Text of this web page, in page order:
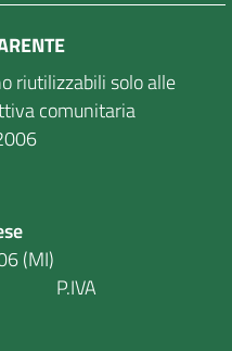
riutilizzabili solo alle
comunitaria
(MI)
P.IVA